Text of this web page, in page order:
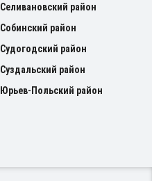
Селивановский район
Собинский район
Судогодский район
Суздальский район
Юрьев-Польский район